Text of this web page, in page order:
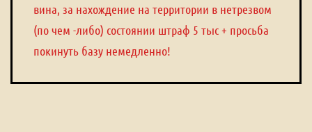
вина, за нахождение на территории в нетрезвом
(по чем -либо) состоянии штраф 5 тыс + просьба
покинуть базу немедленно!